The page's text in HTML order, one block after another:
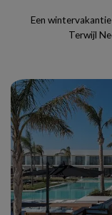
Een
Terwijl